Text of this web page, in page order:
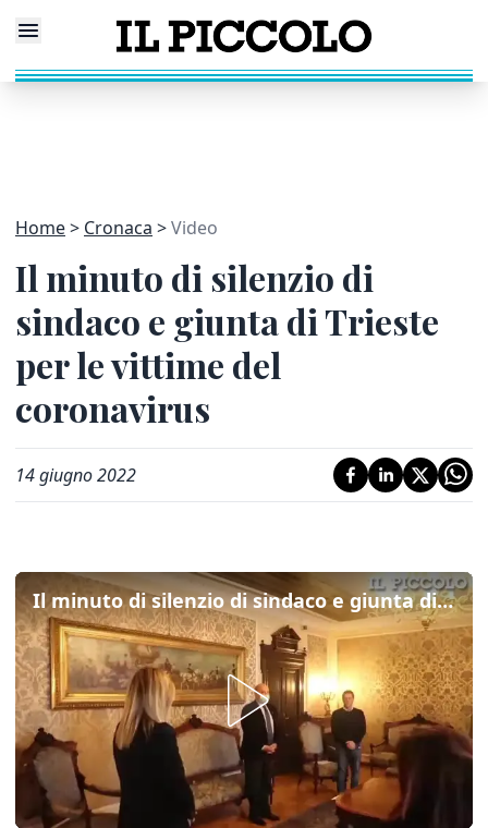
Home Cronaca Video
Il minuto di silenzio di
sindaco e giunta di Trieste
per le vittime del
coronavirus
14 giugno 2022
Il minuto di silenzio di sindaco e giunta di Trieste per le vittime del coronavirus